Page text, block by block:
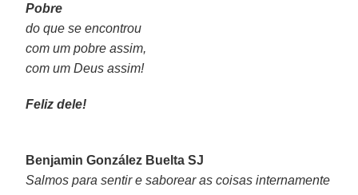
Pobre
do que se encontrou
com um pobre assim,
com um Deus assim!
Feliz dele!
Benjamin González Buelta SJ
Salmos para sentir e saborear as coisas internamente